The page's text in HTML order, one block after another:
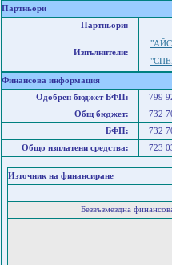
Партньори
Партньори:
Изпълнители:
Финансова информация
Одобрен бюджет БФП:
799
Общ бюджет:
732
БФП:
732
Общо изплатени средства:
723
Източник на финансиране
Безвъзмездна